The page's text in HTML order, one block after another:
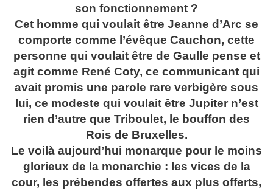
son fonctionnement ?
Cet homme qui voulait être Jeanne d’Arc se
comporte comme l’évêque Cauchon, cette
personne qui voulait être de Gaulle pense et
agit comme René Coty, ce communicant qui
avait promis une parole rare verbigère sous
lui, ce modeste qui voulait être Jupiter n’est
rien d’autre que Triboulet, le bouffon des
Rois de Bruxelles.
Le voilà aujourd’hui monarque pour le moins
glorieux de la monarchie : les vices de la
cour, les prébendes offertes aux plus offerts,